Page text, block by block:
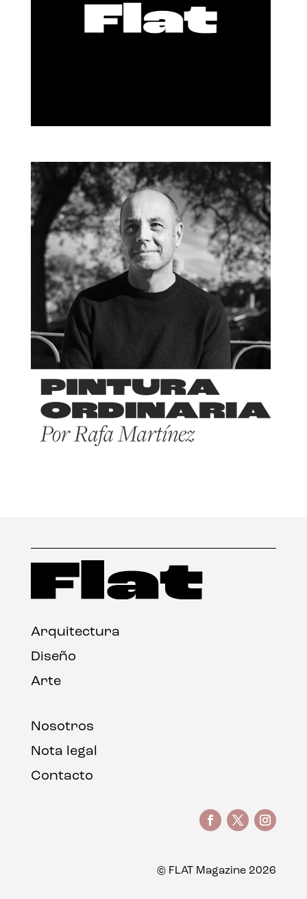
Arquitectura
Diseño
Arte
Nosotros
Nota legal
Contacto
© FLAT Magazine 2026